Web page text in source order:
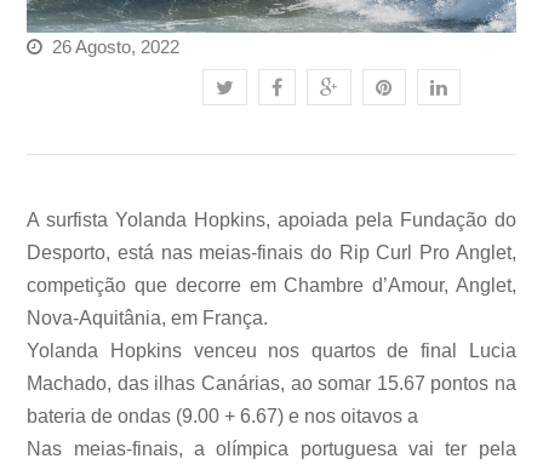
26 Agosto, 2022
A surfista Yolanda Hopkins, apoiada pela Fundação do
Desporto, está nas meias-finais do Rip Curl Pro Anglet,
competição que decorre em Chambre d’Amour, Anglet,
Nova-Aquitânia, em França.
Yolanda Hopkins venceu nos quartos de final Lucia
Machado, das ilhas Canárias, ao somar 15.67 pontos na
bateria de ondas (9.00 + 6.67) e nos oitavos a
Nas meias-finais, a olímpica portuguesa vai ter pela